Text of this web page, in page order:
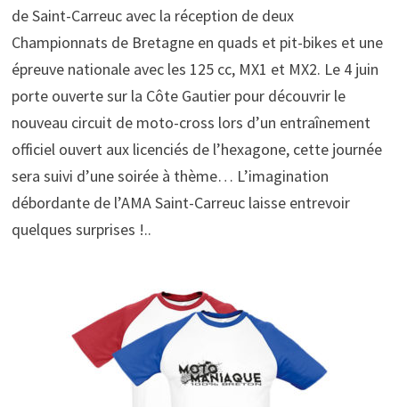
de Saint-Carreuc avec la réception de deux
Championnats de Bretagne en quads et pit-bikes et une
épreuve nationale avec les 125 cc, MX1 et MX2. Le 4 juin
porte ouverte sur la Côte Gautier pour découvrir le
nouveau circuit de moto-cross lors d’un entraînement
officiel ouvert aux licenciés de l’hexagone, cette journée
sera suivi d’une soirée à thème… L’imagination
débordante de l’AMA Saint-Carreuc laisse entrevoir
quelques surprises !..